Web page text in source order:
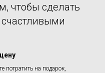
чтобы сделать
потратить на подарок,